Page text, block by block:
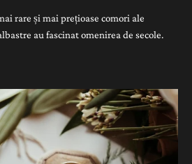
rare și mai prețioase comori ale
au fascinat omenirea de secole.